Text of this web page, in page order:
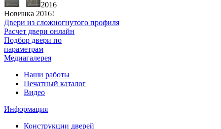
2016
Новинка 2016!
Двери из сложногнутого профиля
Расчет двери онлайн
Подбор двери по
параметрам
Медиагалерея
Наши работы
Печатный каталог
Видео
Информация
Конструкции дверей